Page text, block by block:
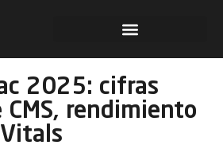
2025: cifras
CMS, rendimiento